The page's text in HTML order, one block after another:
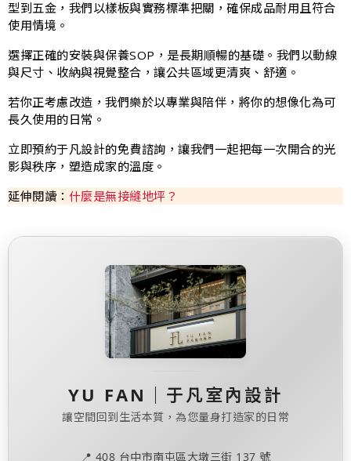
型到五金，我們以樣板與實務標準把關，確保成品耐用且符合
使用情境。
選擇正確的安裝與保養SOP，是長期順暢的基礎。我們以動線
與尺寸、收納與視覺整合，讓公共區域更清爽、舒適。
若你正考慮改造，我們樂於以專業與陪伴，將你的想像化為可
長久使用的日常。
立即預約于凡設計的免費諮詢，讓我們一起把每一次開合的光
影與秩序，塑造成家的溫度。
延伸閱讀： 什麼是無接縫地坪？
YU FAN｜于凡室內設計
讓空間回到生活本質，為您量身打造家的日常
📍 408 台中市南屯區大墩三街 137 號